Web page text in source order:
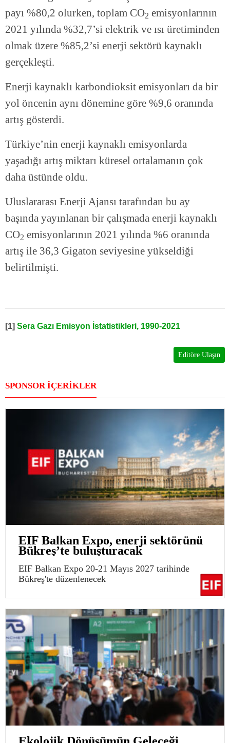
payı %80,2 olurken, toplam CO2 emisyonlarının
2021 yılında %32,7’si elektrik ve ısı üretiminden
olmak üzere %85,2’si enerji sektörü kaynaklı
gerçekleşti.
Enerji kaynaklı karbondioksit emisyonları da bir
yol öncenin aynı dönemine göre %9,6 oranında
artış gösterdi.
Türkiye’nin enerji kaynaklı emisyonlarda
yaşadığı artış miktarı küresel ortalamanın çok
daha üstünde oldu.
Uluslararası Enerji Ajansı tarafından bu ay
başında yayınlanan bir çalışmada enerji kaynaklı
CO2 emisyonlarının 2021 yılında %6 oranında
artış ile 36,3 Gigaton seviyesine yükseldiği
belirtilmişti.
[1] Sera Gazı Emisyon İstatistikleri, 1990-2021
Editöre Ulaşın
SPONSOR İÇERİKLER
EIF Balkan Expo, enerji sektörünü
Bükreş’te buluşturacak
EIF Balkan Expo 20-21 Mayıs 2027 tarihinde
Bükreş'te düzenlenecek